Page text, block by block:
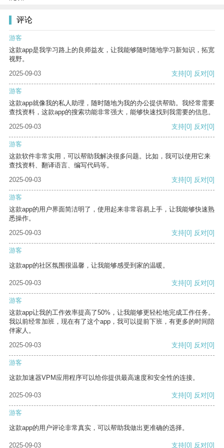
评论
游客
这款app是我学习路上的良师益友，让我能够随时随地学习新知识，拓宽
视野。
2025-09-03
支持[0] 反对[0]
游客
这款app就像我的私人助理，随时随地为我的办公提供帮助。我经常需要
查找资料，这款app的搜索功能非常强大，能够快速找到我需要的信息。
2025-09-03
支持[0] 反对[0]
游客
这款软件非常实用，可以帮助我解决很多问题。比如，我可以使用它来
查找资料、翻译语言、编写代码等。
2025-09-03
支持[0] 反对[0]
游客
这款app的用户界面简洁明了，使用起来非常容易上手，让我能够快速熟
悉操作。
2025-09-03
支持[0] 反对[0]
游客
这款app的社区氛围很温馨，让我能够感受到家的温暖。
2025-09-03 支持[0] 反对[0]
游客
这款app让我的工作效率提高了50%，让我能够更轻松地完成工作任务。
我以前经常加班，现在有了这个app，我可以提前下班，有更多的时间陪
伴家人。
2025-09-03
支持[0] 反对[0]
游客
这款加速器VPM应用程序可以给你提供最高速度和安全性的连接。
2025-09-03 支持[0] 反对[0]
游客
这款app的用户评论非常真实，可以帮助我做出更准确的选择。
2025-09-03 支持[0] 反对[0]